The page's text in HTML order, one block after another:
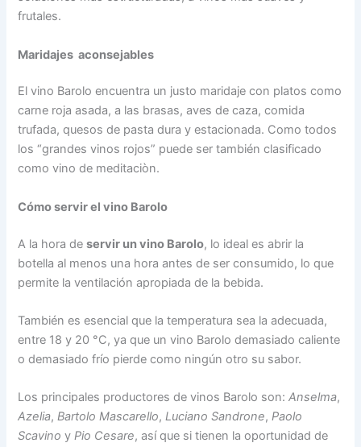
frutales.
Maridajes aconsejables
El vino Barolo encuentra un justo maridaje con platos como
carne roja asada, a las brasas, aves de caza, comida
trufada, quesos de pasta dura y estacionada. Como todos
los “grandes vinos rojos” puede ser también clasificado
como vino de meditaciòn.
Cómo servir el vino Barolo
A la hora deservir un vino Barolo, lo ideal es abrir la
botella al menos una hora antes de ser consumido, lo que
permite la ventilación apropiada de la bebida.
También es esencial que la temperatura sea la adecuada,
entre 18 y 20 °C, ya que un vino Barolo demasiado caliente
o demasiado frío pierde como ningún otro su sabor.
Los principales productores de vinos Barolo son:Anselma,
Azelia,Bartolo Mascarello,Luciano Sandrone,Paolo
Scavino yPio Cesare, así que si tienen la oportunidad de